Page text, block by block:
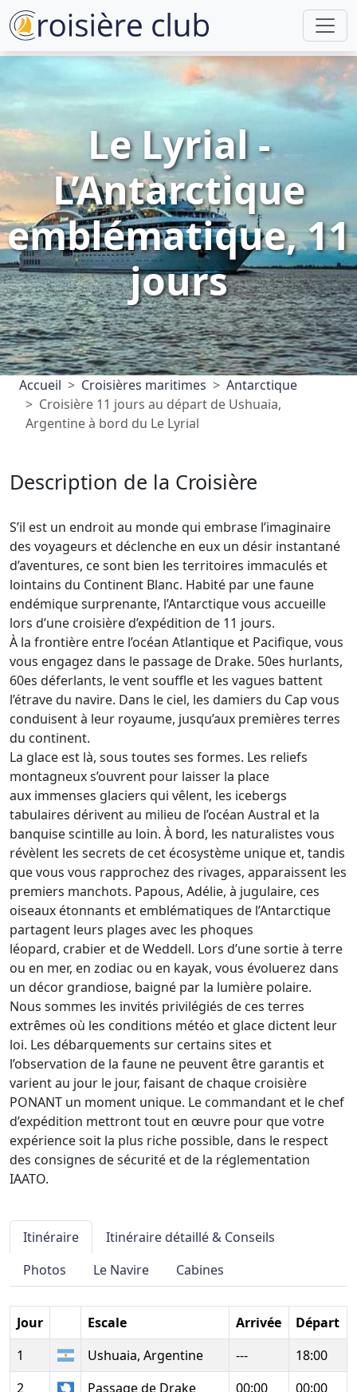
Le Lyrial -
L’Antarctique
emblématique, 11
jours
Accueil Croisières maritimes
Antarctique
Croisière 11 jours au départ de Ushuaia,
Argentine à bord du Le Lyrial
Description de la Croisière
S’il est un endroit au monde qui embrase l’imaginaire
des voyageurs et déclenche en eux un désir instantané
d’aventures, ce sont bien les territoires immaculés et
lointains du Continent Blanc. Habité par une faune
endémique surprenante, l’Antarctique vous accueille
lors d’une croisière d’expédition de 11 jours.
À la frontière entre l’océan Atlantique et Pacifique, vous
vous engagez dans le passage de Drake. 50es hurlants,
60es déferlants, le vent souffle et les vagues battent
l’étrave du navire. Dans le ciel, les damiers du Cap vous
conduisent à leur royaume, jusqu’aux premières terres
du continent.
La glace est là, sous toutes ses formes. Les reliefs
montagneux s’ouvrent pour laisser la place
aux immenses glaciers qui vêlent, les icebergs
tabulaires dérivent au milieu de l’océan Austral et la
banquise scintille au loin. À bord, les naturalistes vous
révèlent les secrets de cet écosystème unique et, tandis
que vous vous rapprochez des rivages, apparaissent les
premiers manchots. Papous, Adélie, à jugulaire, ces
oiseaux étonnants et emblématiques de l’Antarctique
partagent leurs plages avec les phoques
léopard, crabier et de Weddell. Lors d’une sortie à terre
ou en mer, en zodiac ou en kayak, vous évoluerez dans
un décor grandiose, baigné par la lumière polaire.
Nous sommes les invités privilégiés de ces terres
extrêmes où les conditions météo et glace dictent leur
loi. Les débarquements sur certains sites et
l’observation de la faune ne peuvent être garantis et
varient au jour le jour, faisant de chaque croisière
PONANT un moment unique. Le commandant et le chef
d’expédition mettront tout en œuvre pour que votre
expérience soit la plus riche possible, dans le respect
des consignes de sécurité et de la réglementation
IAATO.
Itinéraire
Itinéraire détaillé & Conseils
Photos
Le Navire Cabines
Jour Escale Arrivée
Départ
1
Ushuaia, Argentine ---
18:00
2
Passage de Drake 00:00
00:00